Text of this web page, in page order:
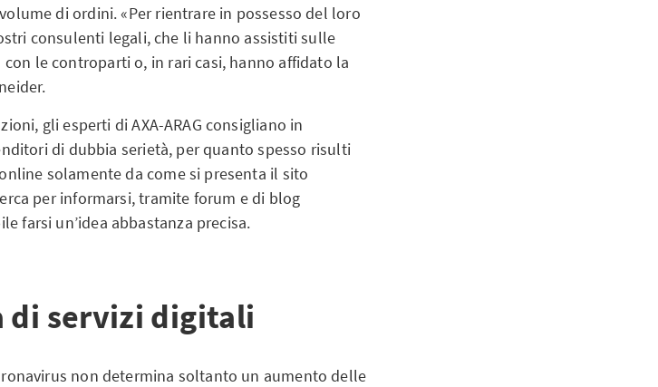
di ordini. «Per rientrare in possesso del loro
consulenti legali, che li hanno assistiti sulle
le controparti o, in rari casi, hanno affidato la
gli esperti di AXA-ARAG consigliano in
di dubbia serietà, per quanto spesso risulti
solamente da come si presenta il sito
per informarsi, tramite forum e di blog
farsi un’idea abbastanza precisa.
di servizi digitali
non determina soltanto un aumento delle